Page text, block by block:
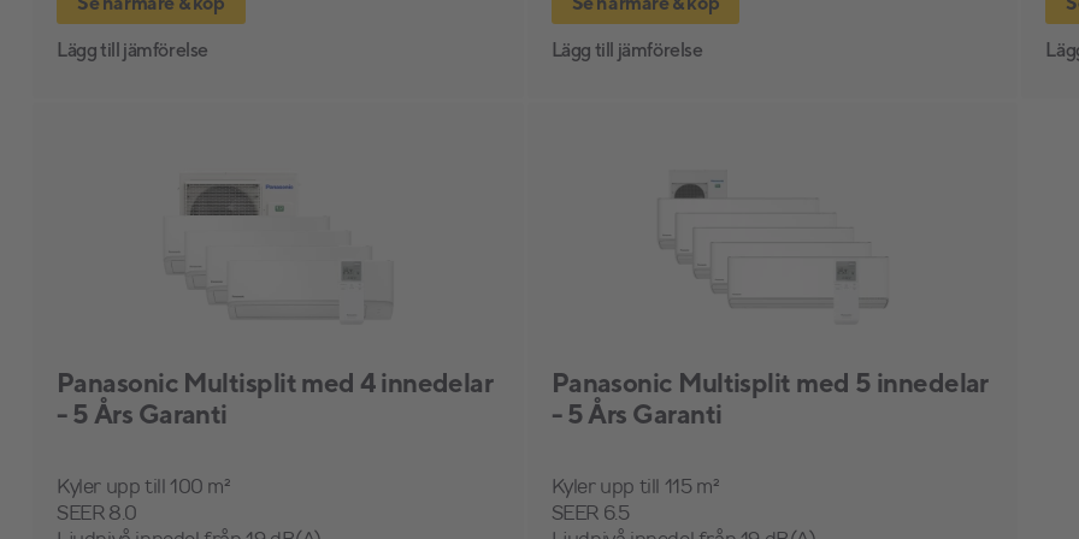
Lägg till jämförelse
Lägg till jämförelse
Panasonic Multisplit med 4 innedelar
- 5 Års Garanti
Kyler upp till 100 m²
SEER 8.0
Panasonic Multisplit med 5 innedelar
- 5 Års Garanti
Kyler upp till 115 m²
SEER 6.5